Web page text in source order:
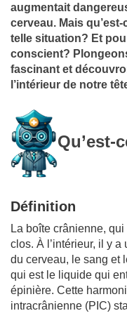
augmentait
cerveau. Mais
telle situation? Et
conscient?
fascinant et
l’intérieur de notre
Qu’est-
Définition
La boîte crânienne,
clos. À l’intérieur, il y
du cerveau, le sang et
qui est le liquide qui
épinière. Cette
intracrânienne (PIC)